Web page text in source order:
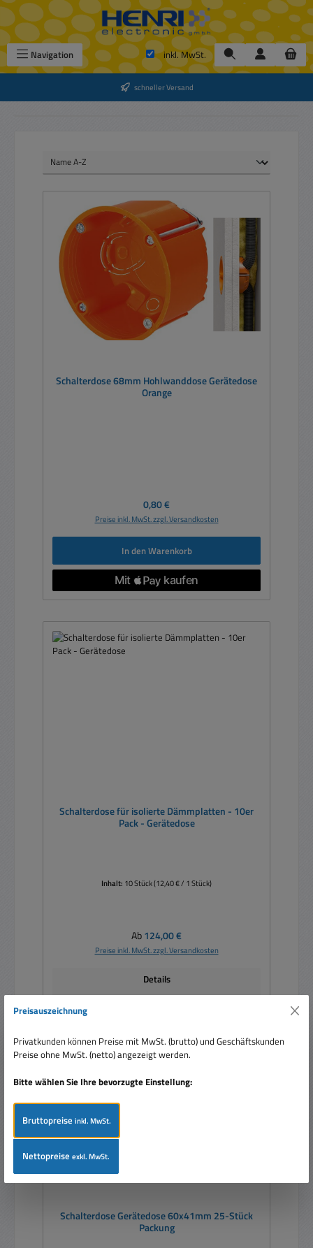
Zum Hauptinhalt springen
Navigation inkl. MwSt.
schneller Versand
Schalterdose 68mm Hohlwanddose Gerätedose
Orange
Regulärer Preis:
0,80 €
Preise inkl. MwSt. zzgl. Versandkosten
In den Warenkorb
Schalterdose für isolierte Dämmplatten - 10er
Pack - Gerätedose
Inhalt: 10 Stück(12,40 € / 1 Stück)
Regulärer Preis:
Ab124,00 €
Preise inkl. MwSt. zzgl. Versandkosten
Details
%Rabatt
Schalterdose Gerätedose 60x41mm 25-Stück
Packung
Preisauszeichnung
Privatkunden können Preise mit MwSt. (brutto) und Geschäftskunden
Preise ohne MwSt. (netto) angezeigt werden.
Bitte wählen Sie Ihre bevorzugte Einstellung:
Bruttopreiseinkl. MwSt.
Nettopreiseexkl. MwSt.